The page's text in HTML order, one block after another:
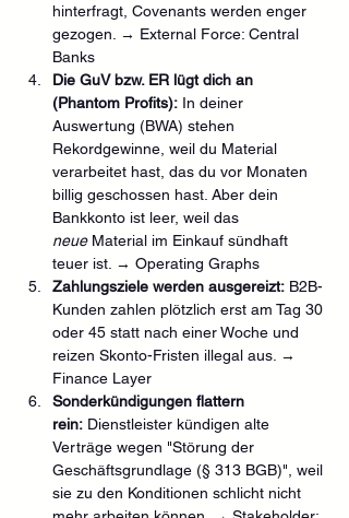
hinterfragt, Covenants werden enger
gezogen. → External Force: Central
Banks
Die GuV bzw. ER lügt dich an
(Phantom Profits): In deiner
Auswertung (BWA) stehen
Rekordgewinne, weil du Material
verarbeitet hast, das du vor Monaten
billig geschossen hast. Aber dein
Bankkonto ist leer, weil das
neue Material im Einkauf sündhaft
teuer ist. → Operating Graphs
Zahlungsziele werden ausgereizt: B2B-
Kunden zahlen plötzlich erst am Tag 30
oder 45 statt nach einer Woche und
reizen Skonto-Fristen illegal aus. →
Finance Layer
Sonderkündigungen flattern
rein: Dienstleister kündigen alte
Verträge wegen "Störung der
Geschäftsgrundlage (§ 313 BGB)", weil
sie zu den Konditionen schlicht nicht